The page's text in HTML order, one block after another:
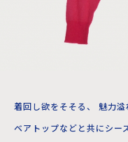
着回し欲をそそる、 魅力溢
ベアトップなどと共にシー